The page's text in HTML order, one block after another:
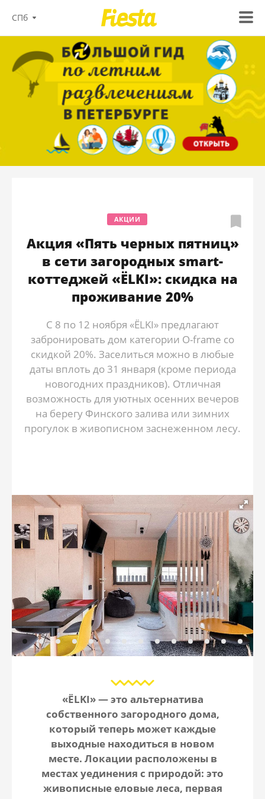
СПб
АКЦИИ
Акция «Пять черных пятниц»
в сети загородных smart-
коттеджей «ЁLKI»: скидка на
проживание 20%
С 8 по 12 ноября «ЁLKI» предлагают
забронировать дом категории O-frame со
скидкой 20%. Заселиться можно в любые
даты вплоть до 31 января (кроме периода
новогодних праздников). Отличная
возможность для уютных осенних вечеров
на берегу Финского залива или зимних
прогулок в живописном заснеженном лесу.
«ЁLKI» — это альтернатива
собственного загородного дома,
который теперь может каждые
выходные находиться в новом
месте. Локации расположены в
местах уединения с природой: это
живописные еловые леса, первая